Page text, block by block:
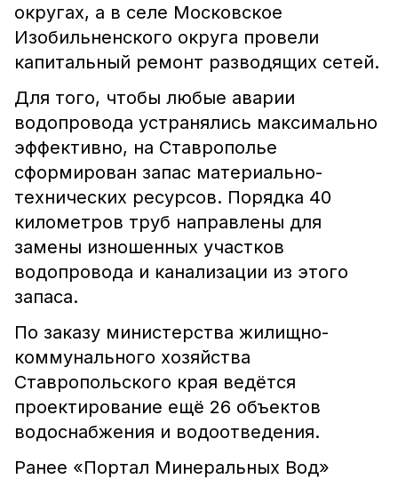
округах, а в селе Московское
Изобильненского округа провели
капитальный ремонт разводящих сетей.
Для того, чтобы любые аварии
водопровода устранялись максимально
эффективно, на Ставрополье
сформирован запас материально-
технических ресурсов. Порядка 40
километров труб направлены для
замены изношенных участков
водопровода и канализации из этого
запаса.
По заказу министерства жилищно-
коммунального хозяйства
Ставропольского края ведётся
проектирование ещё 26 объектов
водоснабжения и водоотведения.
Ранее «Портал Минеральных Вод»